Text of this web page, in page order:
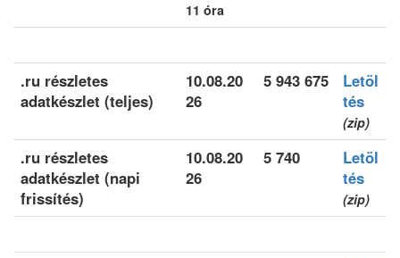
11 óra
.ru részletes
adatkészlet (teljes)
10.08.20
26
5 943 675
Letöl
tés
(zip)
.ru részletes
adatkészlet (napi
frissítés)
10.08.20
26
5 740
Letöl
tés
(zip)